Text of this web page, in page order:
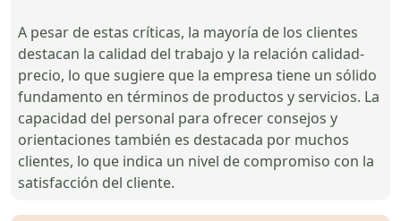
A pesar de estas críticas, la mayoría de los clientes
destacan la calidad del trabajo y la relación calidad-
precio, lo que sugiere que la empresa tiene un sólido
fundamento en términos de productos y servicios. La
capacidad del personal para ofrecer consejos y
orientaciones también es destacada por muchos
clientes, lo que indica un nivel de compromiso con la
satisfacción del cliente.